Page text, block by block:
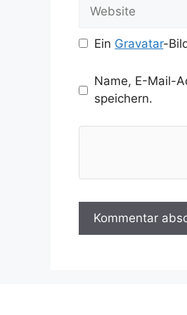
Ein Gravatar-
Name, E-Mail-
speichern.